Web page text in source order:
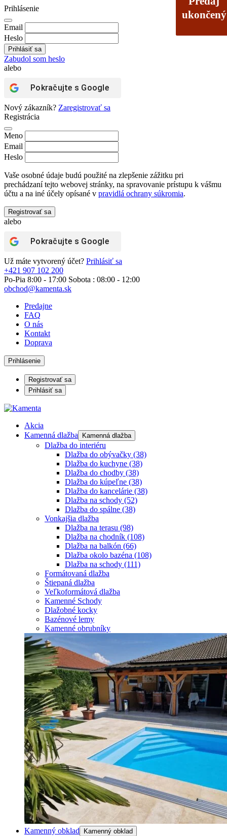
Prihlásenie
Email
Heslo
Zabudol som heslo
alebo
Pokračujte s Google
Nový zákazník? Zaregistrovať sa
Registrácia
Meno
Email
Heslo
Vaše osobné údaje budú použité na zlepšenie zážitku pri
prechádzaní tejto webovej stránky, na spravovanie prístupu k vášmu
účtu a na iné účely opísané v pravidlá ochrany súkromia.
Registrovať sa
alebo
Pokračujte s Google
Už máte vytvorený účet? Prihlásiť sa
+421 907 102 200
Po-Pia 8:00 - 17:00 Sobota : 08:00 - 12:00
obchod@kamenta.sk
Predajne
FAQ
O nás
Kontakt
Doprava
Prihlásenie
Registrovať sa
Prihlásiť sa
Akcia
Kamenná dlažba
Kamenná dlažba
Dlažba do interiéru
Dlažba do obývačky (38)
Dlažba do kuchyne (38)
Dlažba do chodby (38)
Dlažba do kúpeľne (38)
Dlažba do kancelárie (38)
Dlažba na schody (52)
Dlažba do spálne (38)
Vonkajšia dlažba
Dlažba na terasu (98)
Dlažba na chodník (108)
Dlažba na balkón (66)
Dlažba okolo bazéna (108)
Dlažba na schody (111)
Formátovaná dlažba
Štiepaná dlažba
Veľkoformátová dlažba
Kamenné Schody
Dlažobné kocky
Bazénové lemy
Kamenné obrubníky
Kamenný obklad Kamenný obklad
ukončený
ukončený